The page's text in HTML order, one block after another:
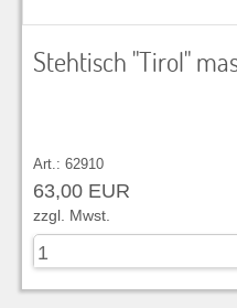
Art.: 62910
63,00 EUR
zzgl. Mwst.